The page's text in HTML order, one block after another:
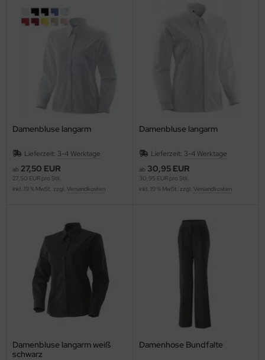
Damenbluse langarm
Lieferzeit: 3-4 Werktage
ab 27,50 EUR
27,50 EUR pro Stk.
inkl. 19 % MwSt. zzgl. Versandkosten
Damenbluse langarm
Lieferzeit: 3-4 Werktage
ab 30,95 EUR
30,95 EUR pro Stk.
inkl. 19 % MwSt. zzgl. Versandkosten
Damenbluse langarm weiß
schwarz
Damenhose Bundfalte